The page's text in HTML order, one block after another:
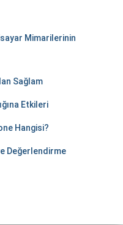
Mimarilerinin
Sağlam
Etkileri
Hangisi?
Değerlendirme